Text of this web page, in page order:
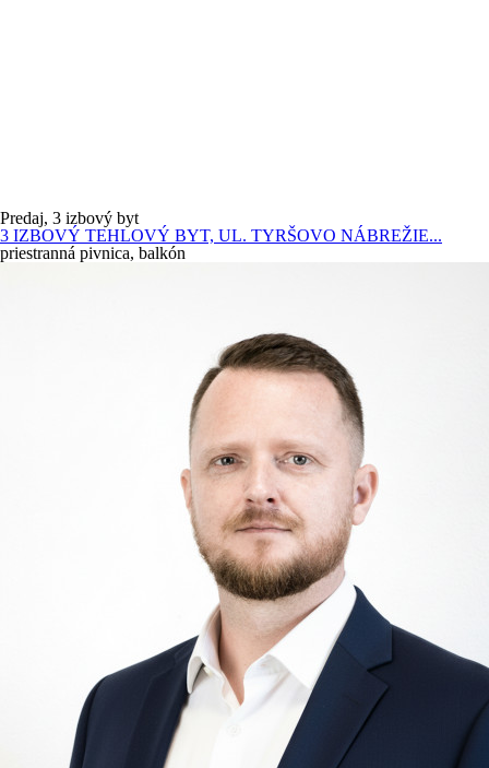
Predaj, 3 izbový byt
3 IZBOVÝ TEHLOVÝ BYT, UL. TYRŠOVO NÁBREŽIE...
priestranná pivnica, balkón